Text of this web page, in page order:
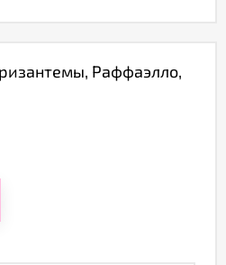
Раффаэлло,